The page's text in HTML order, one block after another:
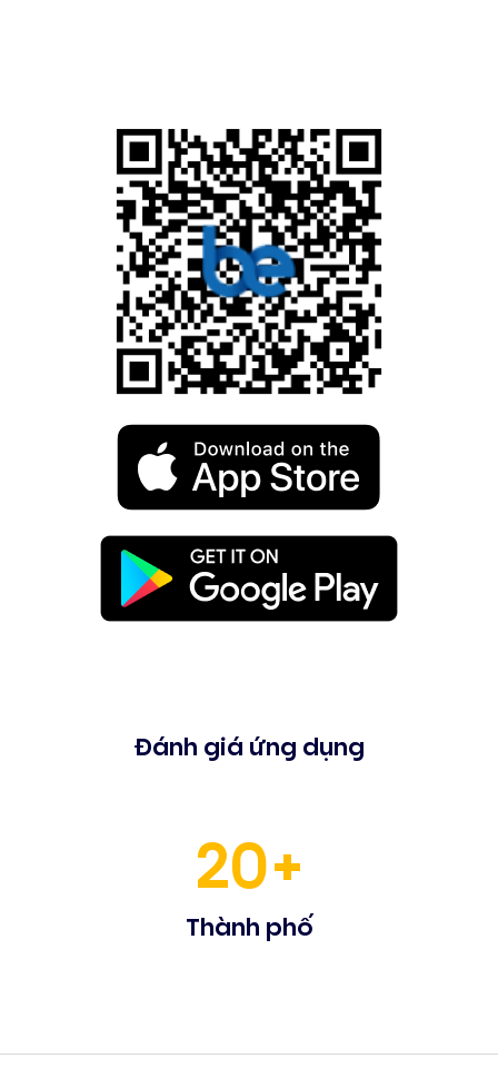
Đánh giá ứng dụng
20+
Thành phố